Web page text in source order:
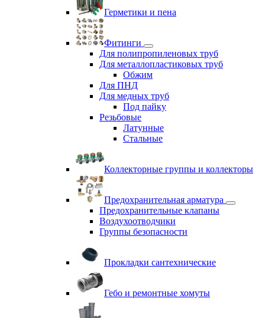
Герметики и пена
Фитинги
Для полипропиленовых труб
Для металлопластиковых труб
Обжим
Для ПНД
Для медных труб
Под пайку
Резьбовые
Латунные
Cтальные
Коллекторные группы и коллекторы
Предохранительная арматура
Предохранительные клапаны
Воздухоотводчики
Группы безопасности
Прокладки сантехнические
Гебо и ремонтные хомуты